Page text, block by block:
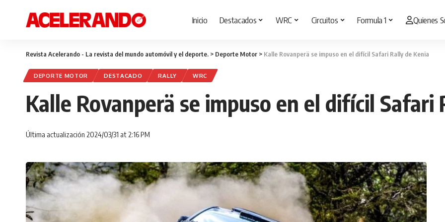
Inicio Destacados WRC Circuitos Formula 1 Quienes
Revista Acelerando - La revista del mundo automóvil y el deporte. > Deporte Motor > Kalle Rovanperä se impuso en el difícil Safari Rally de Kenia
DEPORTE MOTOR DESTACADO RALLY WRC
Kalle Rovanperä se impuso en el difícil Safari
Última actualización 2024/03/31 at 2:16 PM